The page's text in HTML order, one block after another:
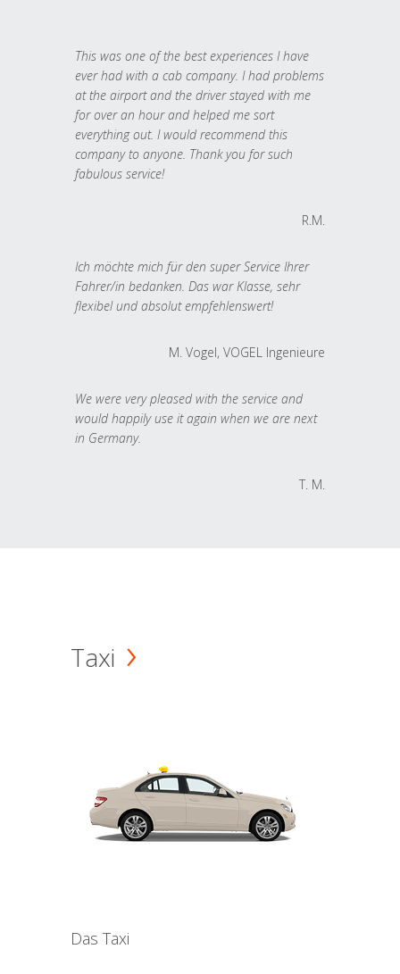
This was one of the best experiences I have
ever had with a cab company. I had problems
at the airport and the driver stayed with me
for over an hour and helped me sort
everything out. I would recommend this
company to anyone. Thank you for such
fabulous service!
R.M.
Ich möchte mich für den super Service Ihrer
Fahrer/in bedanken. Das war Klasse, sehr
flexibel und absolut empfehlenswert!
M. Vogel, VOGEL Ingenieure
We were very pleased with the service and
would happily use it again when we are next
in Germany.
T. M.
Taxi
Das Taxi